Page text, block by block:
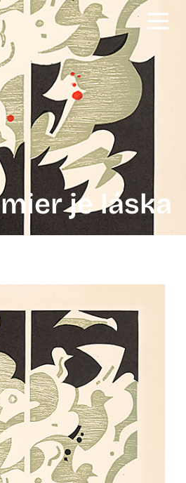
mier je láska